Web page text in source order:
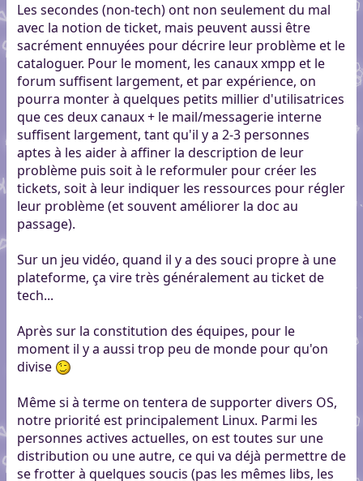
Les secondes (non-tech) ont non seulement du mal
avec la notion de ticket, mais peuvent aussi être
sacrément ennuyées pour décrire leur problème et le
cataloguer. Pour le moment, les canaux xmpp et le
forum suffisent largement, et par expérience, on
pourra monter à quelques petits millier d'utilisatrices
que ces deux canaux + le mail/messagerie interne
suffisent largement, tant qu'il y a 2-3 personnes
aptes à les aider à affiner la description de leur
problème puis soit à le reformuler pour créer les
tickets, soit à leur indiquer les ressources pour régler
leur problème (et souvent améliorer la doc au
passage).
Sur un jeu vidéo, quand il y a des souci propre à une
plateforme, ça vire très généralement au ticket de
tech...
Après sur la constitution des équipes, pour le
moment il y a aussi trop peu de monde pour qu'on
divise
Même si à terme on tentera de supporter divers OS,
notre priorité est principalement Linux. Parmi les
personnes actives actuelles, on est toutes sur une
distribution ou une autre, ce qui va déjà permettre de
se frotter à quelques soucis (pas les mêmes libs, les